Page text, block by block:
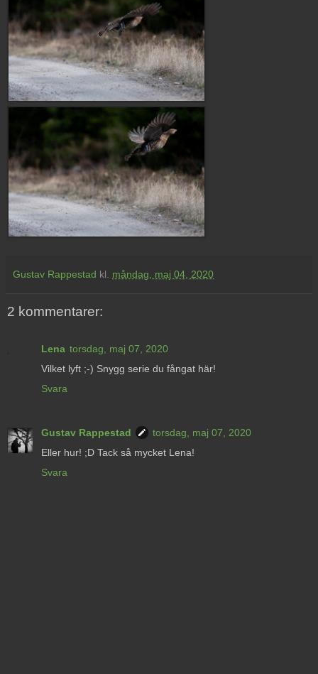
Gustav Rappestad kl. måndag, maj 04, 2020
2 kommentarer:
Lena torsdag, maj 07, 2020
Vilket lyft ;-) Snygg serie du fångat här!
Svara
Gustav Rappestad
torsdag, maj 07, 2020
Eller hur! ;D Tack så mycket Lena!
Svara